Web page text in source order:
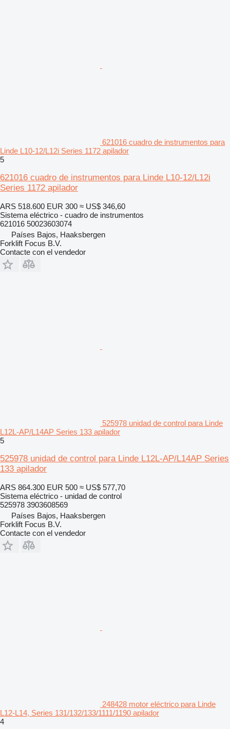
621016 cuadro de instrumentos para
Linde L10-12/L12i Series 1172 apilador
5
621016 cuadro de instrumentos para Linde L10-12/L12i
Series 1172 apilador
ARS 518.600 EUR 300 ≈ US$ 346,60
Sistema eléctrico - cuadro de instrumentos
621016 50023603074
Países Bajos, Haaksbergen
Forklift Focus B.V.
Contacte con el vendedor
525978 unidad de control para Linde
L12L-AP/L14AP Series 133 apilador
5
525978 unidad de control para Linde L12L-AP/L14AP Series
133 apilador
ARS 864.300 EUR 500 ≈ US$ 577,70
Sistema eléctrico - unidad de control
525978 3903608569
Países Bajos, Haaksbergen
Forklift Focus B.V.
Contacte con el vendedor
248428 motor eléctrico para Linde
L12-L14, Series 131/132/133/1111/1190 apilador
4